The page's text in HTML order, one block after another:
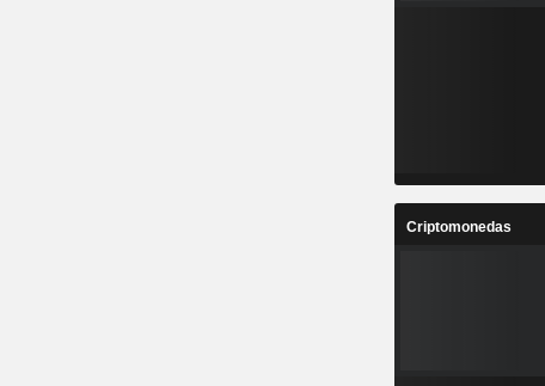
Criptomonedas